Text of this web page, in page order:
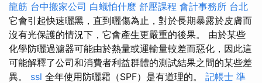
龍筋 台中搬家公司 白蟻怕什麼 舒壓課程 會計事務所 台北
它會引起快速曬黑，直到曬傷為止，對於長期暴露於皮膚而
沒有光保護的情況下，它會產生更嚴重的後果。 由於某些
化學防曬過濾器可能由於熱量或運輸量較差而惡化，因此這
可能解釋了公司和消費者利益群體的測試結果之間的某些差
異。 ssl 全年使用防曬霜（SPF）是有道理的。 記帳士 準